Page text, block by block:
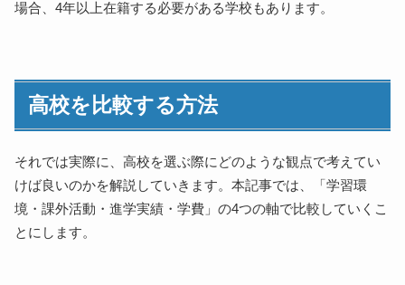
場合、4年以上在籍する必要がある学校もあります。
高校を比較する方法
それでは実際に、高校を選ぶ際にどのような観点で考えてい
けば良いのかを解説していきます。本記事では、「学習環
境・課外活動・進学実績・学費」の4つの軸で比較していくこ
とにします。